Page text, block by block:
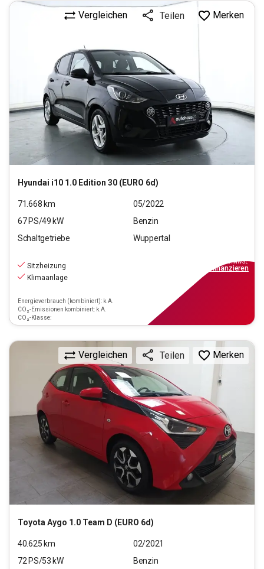
Hyundai i10 1.0 Edition 30 (EURO 6d)
Vergleichen Teilen Merken
71.668 km
05/2022
67PS/49 kW
Benzin
Schaltgetriebe
Wuppertal
Sitzheizung
Klimaanlage
Energieverbrauch (kombiniert): k.A.
CO₂-Emissionen kombiniert: k.A.
CO₂-Klasse:
inkl.MwSt.
finanzieren
ToyotaAygo 1.0 Team D (EURO 6d)
Vergleichen Teilen Merken
40.625 km
02/2021
72PS/53 kW
Benzin